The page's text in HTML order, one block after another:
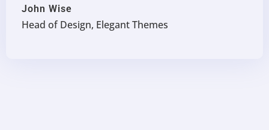
John Wise
Head of Design, Elegant Themes